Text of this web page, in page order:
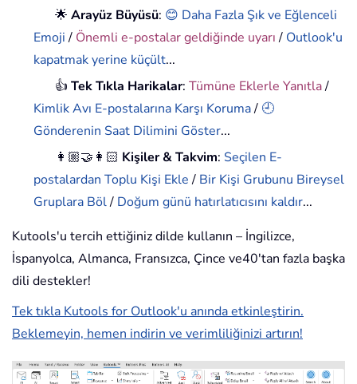
🌟Arayüz Büyüsü: 😊 Daha Fazla Şık ve Eğlenceli
Emoji/ Önemli e-postalar geldiğinde uyarı/ Outlook'u
kapatmak yerine küçült...
👍Tek Tıkla Harikalar:Tümüne Eklerle Yanıtla/
Kimlik Avı E-postalarına Karşı Koruma/ 🕘
Gönderenin Saat Dilimini Göster...
👩🏼‍🤝‍👩🏻 Kişiler & Takvim: Seçilen E-
postalardan Toplu Kişi Ekle/ Bir Kişi Grubunu Bireysel
Gruplara Böl/ Doğum günü hatırlatıcısını kaldır...
Kutools'u tercih ettiğiniz dilde kullanın – İngilizce,
İspanyolca, Almanca, Fransızca, Çince ve40'tan fazla başka
dili destekler!
Tek tıkla Kutools for Outlook'u anında etkinleştirin.
Beklemeyin, hemen indirin ve verimliliğinizi artırın!